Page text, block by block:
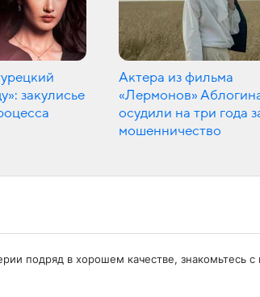
закулисье
Актера из фильма
«Лермонов»
осудили на три года
мошенничество
подряд в хорошем качестве, знакомьтесь